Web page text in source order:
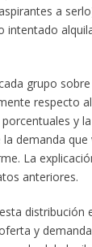
a
intentado
grupo
respecto
y
demanda
La
anteriores.
distribución
y